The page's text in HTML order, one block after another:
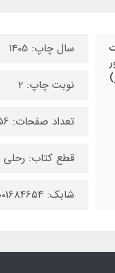
سال چاپ: 1405
نوبت چاپ: 2
تعداد صفحات: 556
قطع کتاب: رحلی
شابک:‌ 9786001684654